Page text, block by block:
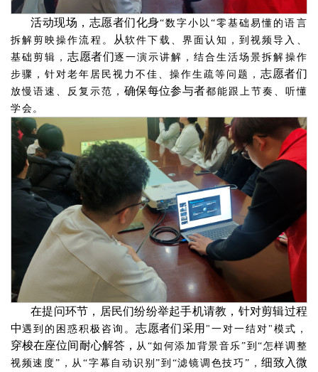
活动现场，志愿者们化身“数字小以“零基础易懂的语言
拆解剪映操作流程。
从软件下载、界面认知，到视频导入、
基础剪辑，志愿者们逐一演示讲解，结合生活场景拆解操作
步骤，针对老年居民视力不佳、操作生疏等问题，志愿者们
放慢语速、反复示范， 确保每位参与者都能跟上节奏、听懂
学会。
在提问环节，居民们纷纷举起手机请教，针对剪辑过程
中遇到的困惑积极咨询。志愿者们采用 "一对一结对"模式，
穿梭在座位间耐心解答， 从“如何添加背景音乐”到“怎样调整
视频速度”，从“字幕自动识别”到“滤镜调色技巧”，细致入微